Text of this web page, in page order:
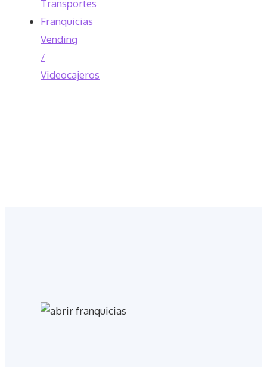
Transportes
Franquicias
Vending
/
Videocajeros